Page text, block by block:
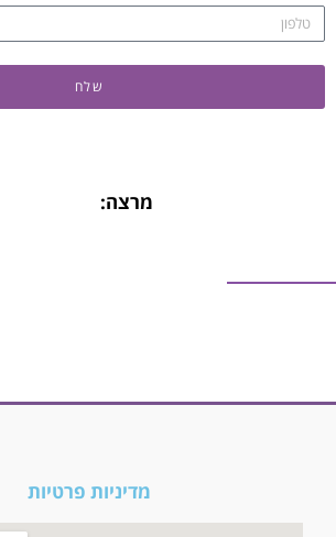
שלח
מרצה:
מדיניות פרטיות